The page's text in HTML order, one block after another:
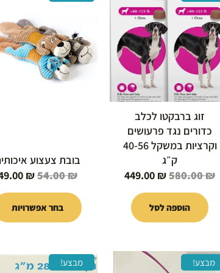
זוג ברבקטו לכלב
כדורים נגד פרעושים
וקרציות במשקל 40-56
ק״ג
580.00₪
היה:
580.00 ₪.
449.00 ₪
הוא:
449.00 ₪.
הוספה לסל
בובת צעצוע
54.00₪
היה:
54.00 ₪.
₪
בחר אפשרויות
יש
מספר
סוגים.
ניתן
מבצע!
המחיר
המחיר
מבצע!
למוצר